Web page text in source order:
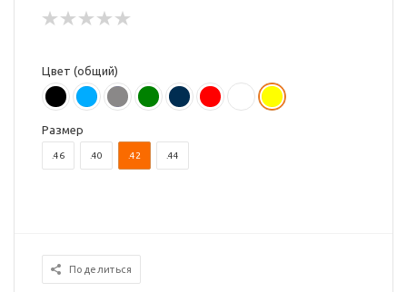
Цвет (общий)
Размер
.46 .40 .42 .44
Поделиться